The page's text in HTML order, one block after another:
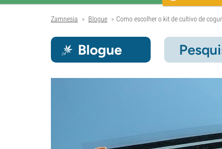
Zamnesia > Blogue > Como escolher o kit de cultivo de
Blogue